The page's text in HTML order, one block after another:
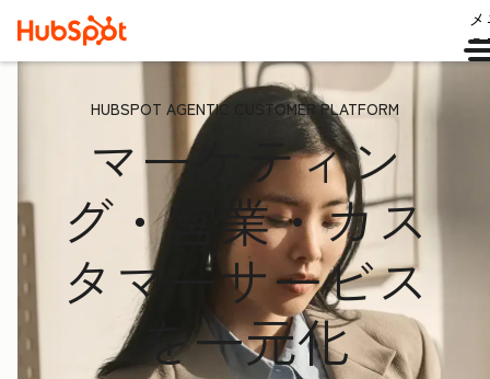
HUBSPOT AGENTIC CUSTOMER PLATFORM
マーケティン
グ・営業・カス
タマーサービス
を一元化